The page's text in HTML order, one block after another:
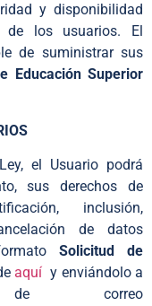
y disponibilidad
los usuarios. El
de suministrar sus
Educación Superior
el Usuario podrá
sus derechos de
inclusión,
de datos
Solicitud de
aquíy enviándolo a
correo